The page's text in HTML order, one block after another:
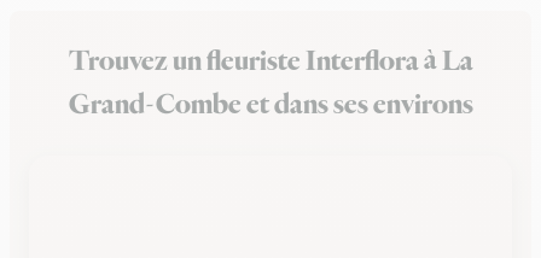
Trouvez un fleuriste Interflora à La
Grand-Combe et dans ses environs